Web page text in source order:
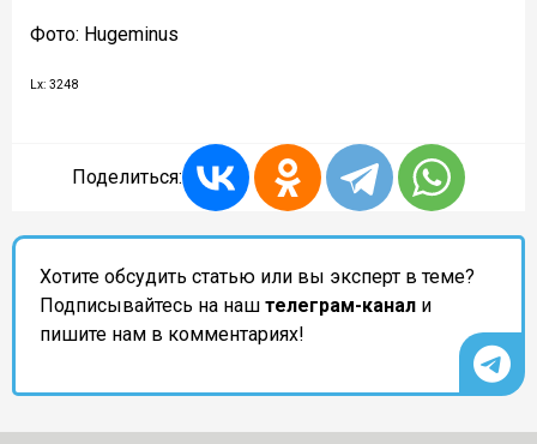
Фото: Hugeminus
Lx: 3248
Поделиться:
Хотите обсудить статью или вы эксперт в теме?
Подписывайтесь на наш телеграм-канал и
пишите нам в комментариях!